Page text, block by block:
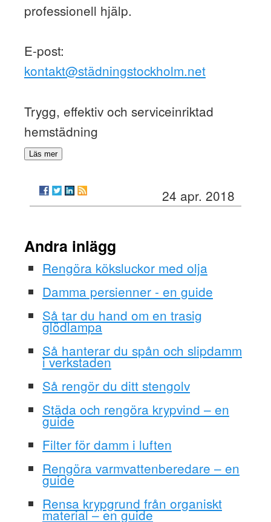
professionell hjälp.
E-post:
kontakt@städningstockholm.net
Trygg, effektiv och serviceinriktad
hemstädning
Läs mer
24 apr. 2018
Andra inlägg
Rengöra köksluckor med olja
Damma persienner - en guide
Så tar du hand om en trasig
glödlampa
Så hanterar du spån och slipdamm
i verkstaden
Så rengör du ditt stengolv
Städa och rengöra krypvind – en
guide
Filter för damm i luften
Rengöra varmvattenberedare – en
guide
Rensa krypgrund från organiskt
material – en guide